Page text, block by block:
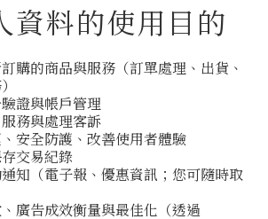
資料的使用目的
購的商品與服務（訂單處理、出貨、
證與帳戶管理
務與處理客訴
安全防護、改善使用者體驗
交易紀錄
知（電子報、優惠資訊；您可隨時取
廣告成效衡量與最佳化（透過